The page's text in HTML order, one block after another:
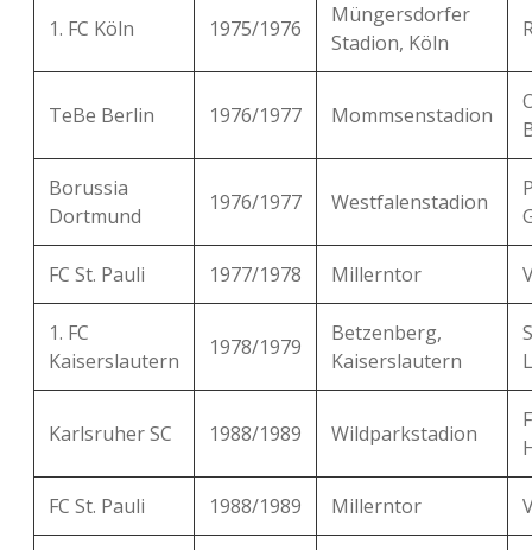
1. FC Köln 1975/1976
Müngersdorfer
Stadion, Köln
TeBe Berlin 1976/1977 Mommsenstadion
Borussia
Dortmund
1976/1977 Westfalenstadion
FC St. Pauli 1977/1978 Millerntor
1. FC
Kaiserslautern
1978/1979
Betzenberg,
Kaiserslautern
Karlsruher SC 1988/1989 Wildparkstadion
FC St. Pauli 1988/1989 Millerntor